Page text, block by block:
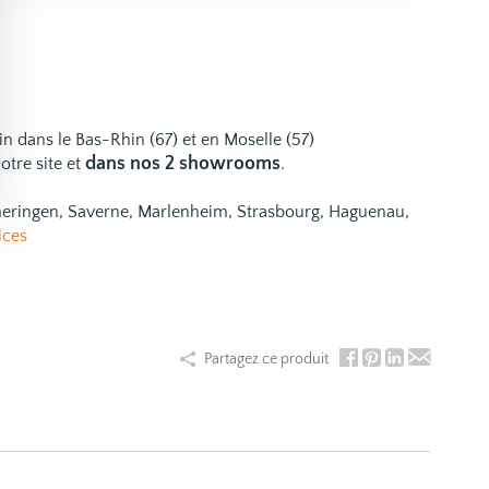
dans le Bas-Rhin (67) et en Moselle (57)
site et dans nos 2 showrooms.
Saverne, Marlenheim, Strasbourg, Haguenau,
Partagez ce produit